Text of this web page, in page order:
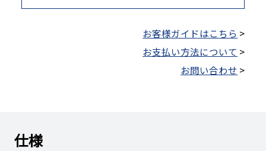
お客様ガイドはこちら >
お支払い方法について >
お問い合わせ >
仕様